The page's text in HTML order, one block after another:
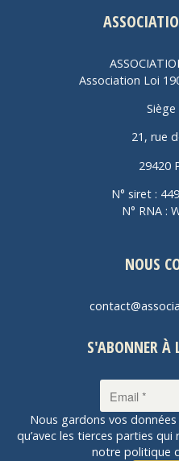
Association Loi
Siège
21, rue
29420
N° siret :
N° RNA :
NOUS
S'ABONNER À
Nous gardons vos
qu’avec les tierces parties
notre politique